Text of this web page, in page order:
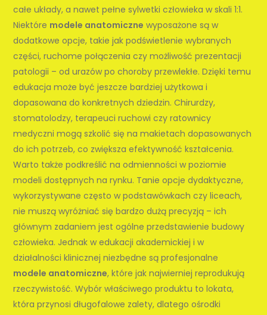
całe układy, a nawet pełne sylwetki człowieka w skali 1:1.
Niektóre modele anatomiczne wyposażone są w
dodatkowe opcje, takie jak podświetlenie wybranych
części, ruchome połączenia czy możliwość prezentacji
patologii – od urazów po choroby przewlekłe. Dzięki temu
edukacja może być jeszcze bardziej użytkowa i
dopasowana do konkretnych dziedzin. Chirurdzy,
stomatolodzy, terapeuci ruchowi czy ratownicy
medyczni mogą szkolić się na makietach dopasowanych
do ich potrzeb, co zwiększa efektywność kształcenia.
Warto także podkreślić na odmienności w poziomie
modeli dostępnych na rynku. Tanie opcje dydaktyczne,
wykorzystywane często w podstawówkach czy liceach,
nie muszą wyróżniać się bardzo dużą precyzją – ich
głównym zadaniem jest ogólne przedstawienie budowy
człowieka. Jednak w edukacji akademickiej i w
działalności klinicznej niezbędne są profesjonalne
modele anatomiczne, które jak najwierniej reprodukują
rzeczywistość. Wybór właściwego produktu to lokata,
która przynosi długofalowe zalety, dlatego ośrodki